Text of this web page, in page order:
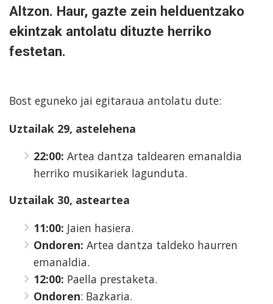
Altzon. Haur, gazte zein helduentzako
ekintzak antolatu dituzte herriko
festetan.
Bost eguneko jai egitaraua antolatu dute:
Uztailak 29, astelehena
22:00: Artea dantza taldearen emanaldia
herriko musikariek lagunduta.
Uztailak 30, asteartea
11:00: Jaien hasiera.
Ondoren: Artea dantza taldeko haurren
emanaldia.
12:00: Paella prestaketa.
Ondoren: Bazkaria.